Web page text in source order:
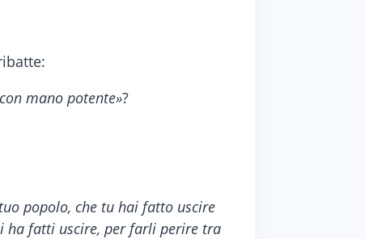
mano potente»?
popolo, che tu hai fatto uscire
ha fatti uscire, per farli perire tra